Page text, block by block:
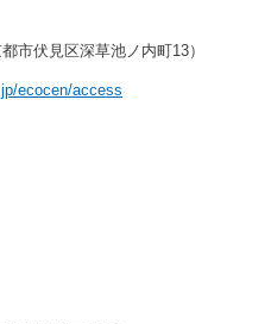
市伏見区深草池ノ内町13）
ecocen/access